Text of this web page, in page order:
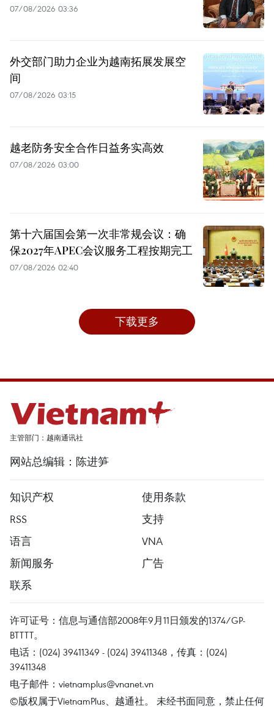
07/08/2026 03:36
外交部门助力企业为越南拓展发展空
间
07/08/2026 03:15
越老防务安全合作日益务实高效
07/08/2026 03:00
第十六届国会第一次非常规会议：确
保2027年APEC会议服务工程按期完工
07/08/2026 02:40
下载更多
主管部门：越南通讯社
网站总编辑：陈进笋
知识产权
使用条款
RSS
支持
语言
VNA
新闻服务
广告
联系
许可证号：信息与通信部2008年9月11日颁发的1374/GP-
BTTTT。
电话：(024) 39411349 - (024) 39411348，传真：(024)
39411348
电子邮件： vietnamplus@vnanet.vn
©版权属于VietnamPlus、越通社。 未经书面同意，禁止任何